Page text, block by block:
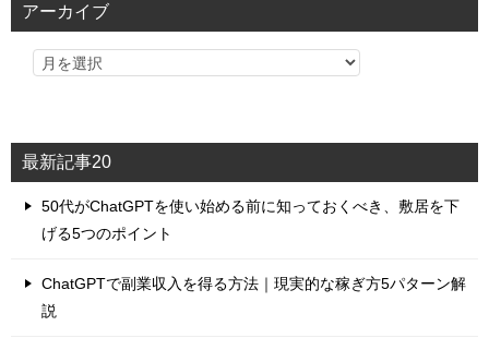
アーカイブ
最新記事20
50代がChatGPTを使い始める前に知っておくべき、敷居を下
げる5つのポイント
ChatGPTで副業収入を得る方法｜現実的な稼ぎ方5パターン解
説